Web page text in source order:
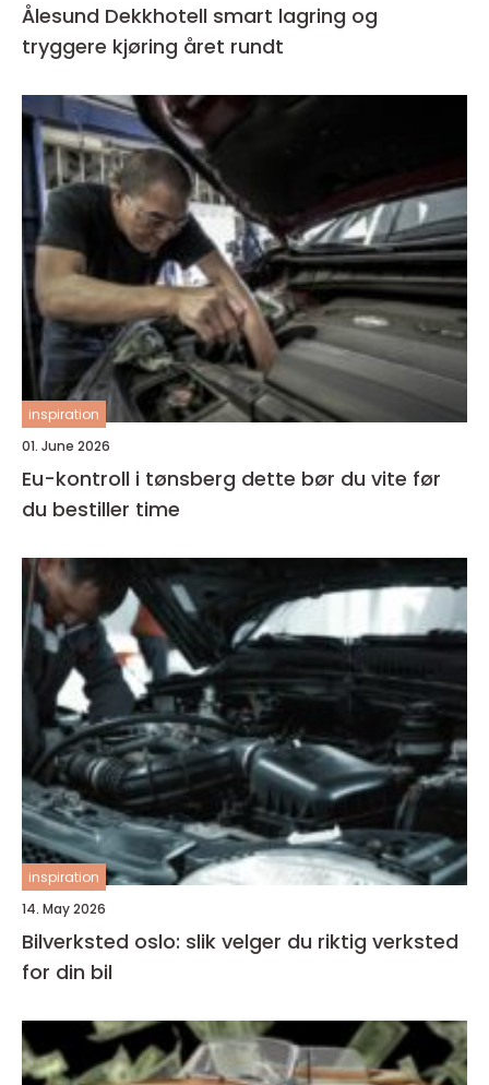
Ålesund Dekkhotell smart lagring og
tryggere kjøring året rundt
inspiration
01. June 2026
Eu-kontroll i tønsberg dette bør du vite før
du bestiller time
inspiration
14. May 2026
Bilverksted oslo: slik velger du riktig verksted
for din bil